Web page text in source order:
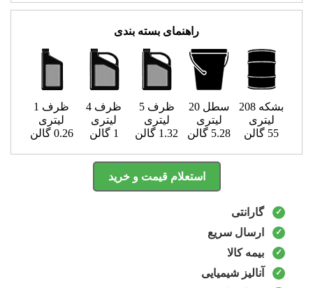
راهنمای بسته بندی
بشکه 208
لیتری
55 گالن
سطل 20
لیتری
5.28 گالن
ظرف 5
لیتری
1.32 گالن
ظرف 4
لیتری
1 گالن
ظرف 1
لیتری
0.26 گالن
استعلام قیمت و خرید
گارانتی
ارسال سریع
بیمه کالا
آنالیز شیمیایی